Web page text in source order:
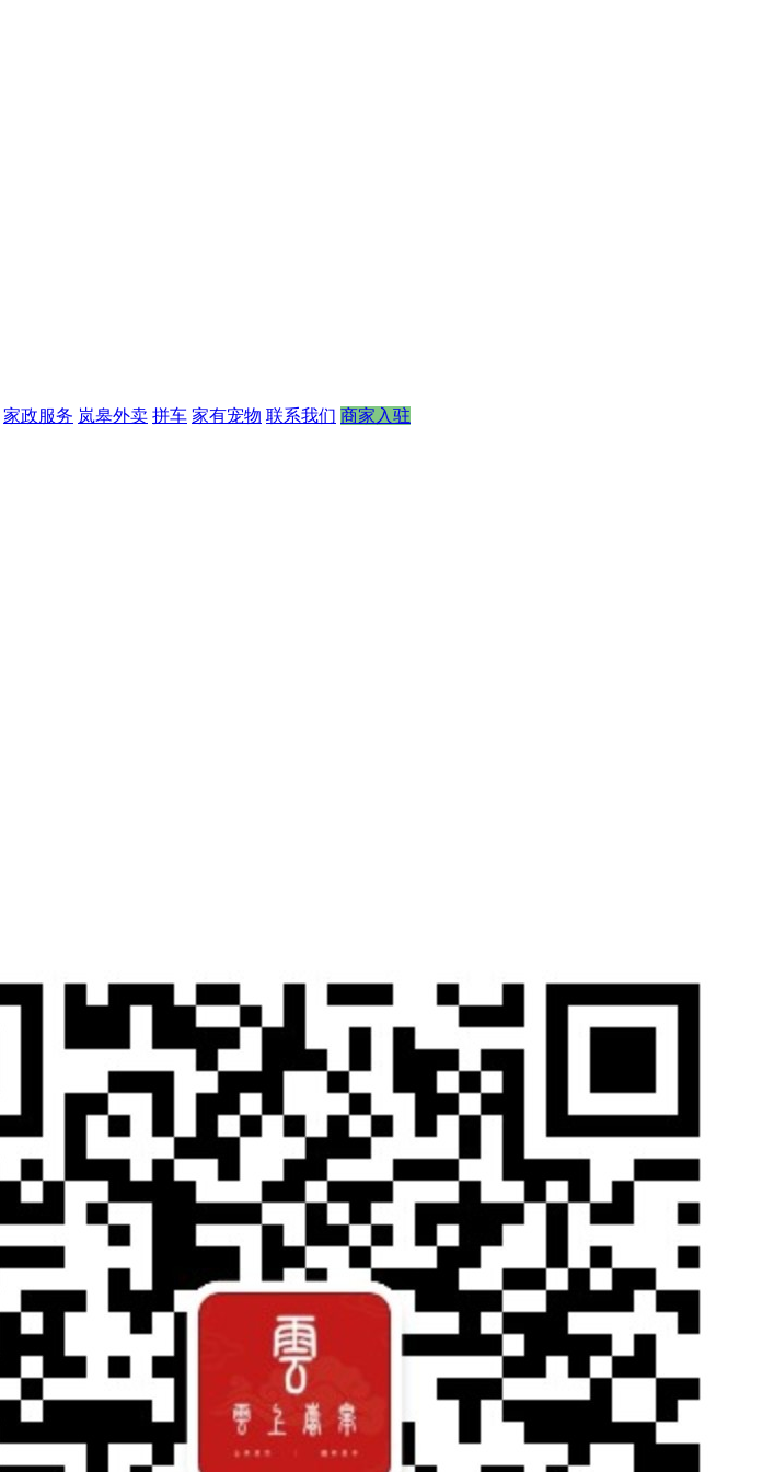
家政服务 岚皋外卖 拼车 家有宠物 联系我们 商家入驻